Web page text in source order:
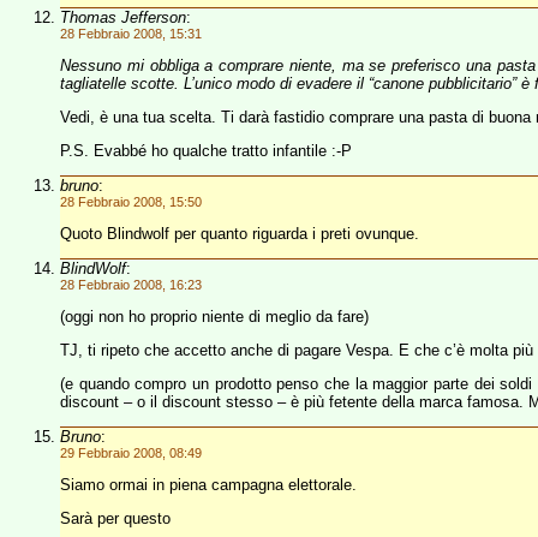
Thomas Jefferson:
28 Febbraio 2008, 15:31
Nessuno mi obbliga a comprare niente, ma se preferisco una
tagliatelle scotte. L’unico modo di evadere il “canone pubblicitario”
Vedi, è una tua scelta. Ti darà fastidio comprare una pasta di
P.S. Evabbé ho qualche tratto infantile :-P
bruno:
28 Febbraio 2008, 15:50
Quoto Blindwolf per quanto riguarda i preti ovunque.
BlindWolf:
28 Febbraio 2008, 16:23
(oggi non ho proprio niente di meglio da fare)
TJ, ti ripeto che accetto anche di pagare Vespa. E che c’è molta
(e quando compro un prodotto penso che la maggior parte dei
discount – o il discount stesso – è più fetente della marca famosa.
Bruno:
29 Febbraio 2008, 08:49
Siamo ormai in piena campagna elettorale.
Sarà per questo